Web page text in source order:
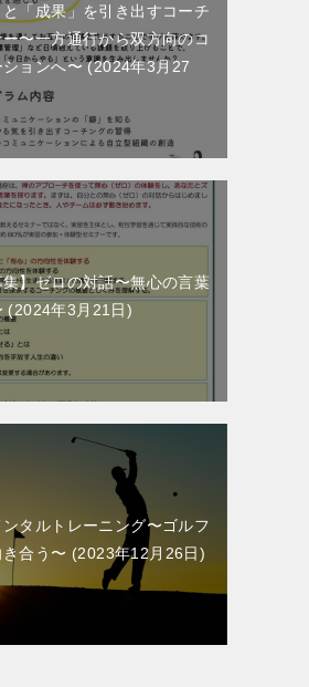
と「成果」を引き出すコーチ
〜一方通行から双方向のコ
ションへ〜
2024年3月27
集】ゼロの対話〜無心の言葉
2024年3月21日
ンタルトレーニング〜ゴルフ
合う〜
2023年12月26日